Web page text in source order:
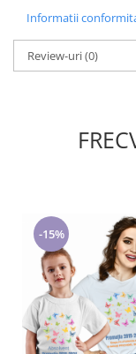
Informatii
Review-uri(0)
-15%